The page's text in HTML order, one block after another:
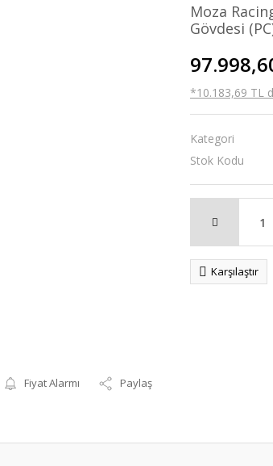
Fiyat Alarmı Paylaş
Moza
Gövdesi
*10.183,69 TL
Kategori
Stok Kodu
Karşılaştır